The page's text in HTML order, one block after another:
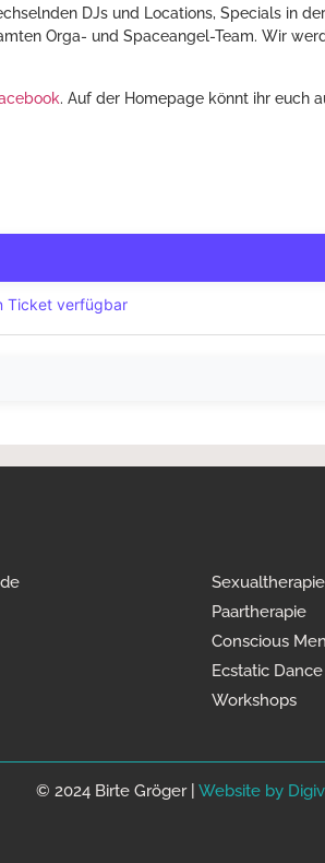
DJs und Locations, Specials in
Orga- und Spaceangel-Team. Wir
. Auf der Homepage könnt ihr euch
Ticket verfügbar
Sexualtherapie
Paartherapie
Conscious
Ecstatic Dance
Workshops
© 2024 Birte Gröger | Website by